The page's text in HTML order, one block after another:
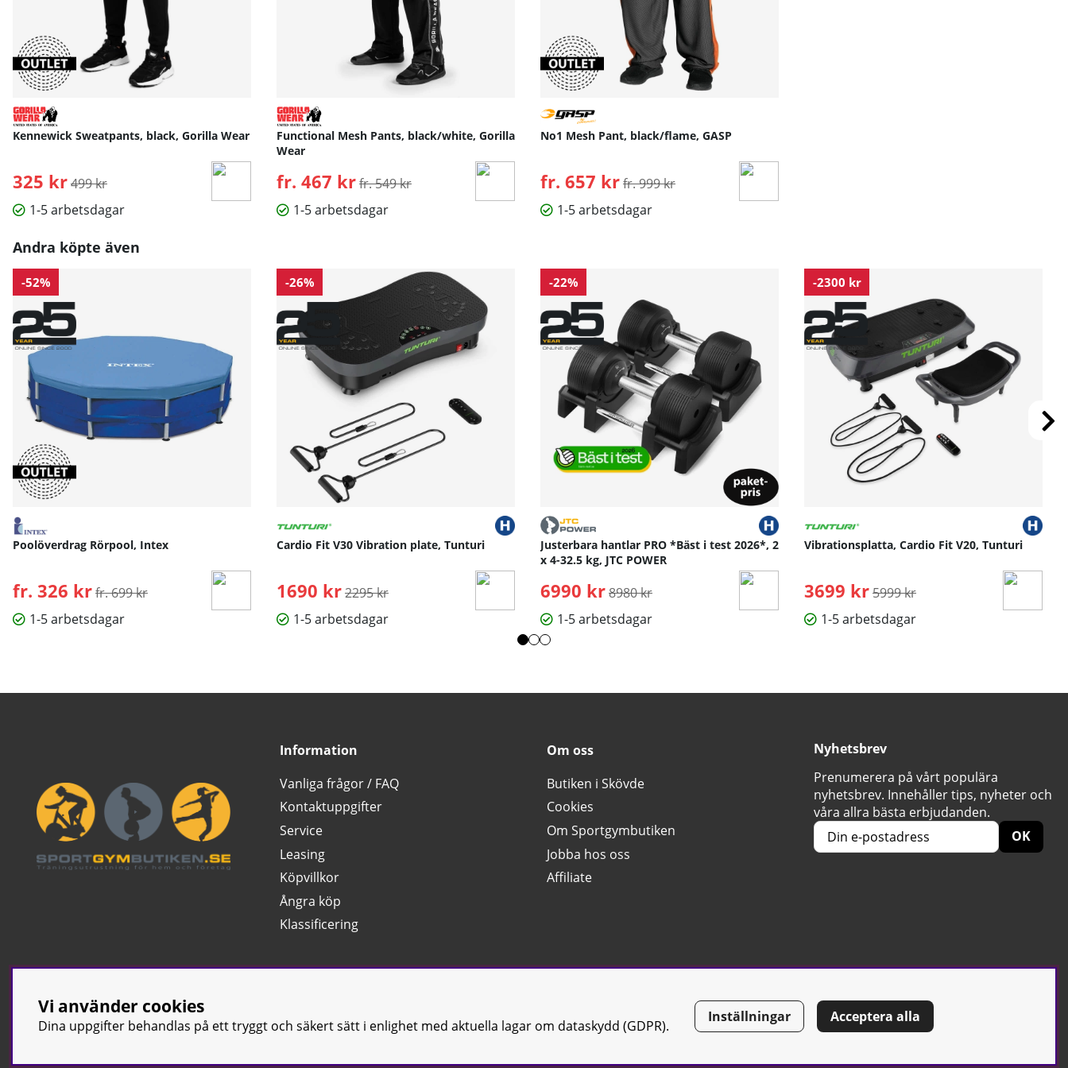
Kennewick Sweatpants, black, Gorilla Wear
325 kr Ordinarie pris:
499 kr
1-5 arbetsdagar
Functional Mesh Pants, black/white, Gorilla
Wear
fr. 467 krOrdinarie pris:
fr. 549 kr
1-5 arbetsdagar
No1 Mesh Pant, black/flame, GASP
fr. 657 krOrdinarie pris:
fr. 999 kr
1-5 arbetsdagar
Andra köpte även
-52%
Poolöverdrag Rörpool, Intex
fr. 326 krOrdinarie pris:
fr. 699 kr
1-5 arbetsdagar
-26%
Cardio Fit V30 Vibration plate, Tunturi
1690 kr Ordinarie pris:
2295 kr
1-5 arbetsdagar
-22%
Justerbara hantlar PRO *Bäst i test 2026*, 2
x 4-32.5 kg, JTC POWER
6990 kr Ordinarie pris:
8980 kr
1-5 arbetsdagar
-2300 kr
Vibrationsplatta, Cardio Fit V20, Tunturi
3699 kr Ordinarie pris:
5999 kr
1-5 arbetsdagar
Information
Vanliga frågor / FAQ
Kontaktuppgifter
Service
Leasing
Köpvillkor
Ångra köp
Klassificering
Om oss
Butiken i Skövde
Cookies
Om Sportgymbutiken
Jobba hos oss
Affiliate
Nyhetsbrev
Prenumerera på vårt populära
nyhetsbrev. Innehåller tips, nyheter och
våra allra bästa erbjudanden.
OK
© Sport & Gym Butiken JTC AB |Kontakta oss| All rights reserved | Org.nr: 556668-7058 | Tel: 0500-42 87 00
Vi använder cookies
Dina uppgifter behandlas på ett tryggt och säkert sätt i enlighet med aktuella lagar om dataskydd (GDPR).
Inställningar Acceptera alla